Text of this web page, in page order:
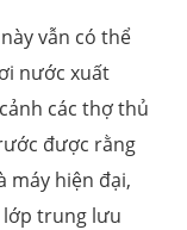
vẫn có thể
nước xuất
các thợ thủ
được rằng
máy hiện đại,
lớp trung lưu